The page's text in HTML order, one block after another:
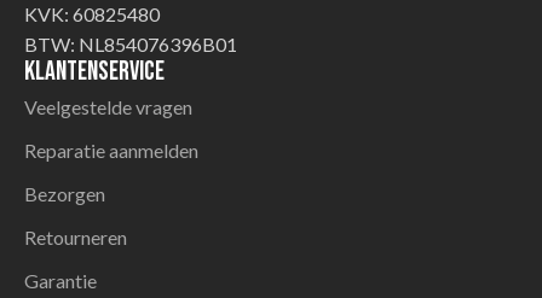
KVK: 60825480
BTW: NL854076396B01
Klantenservice
Veelgestelde vragen
Reparatie aanmelden
Bezorgen
Retourneren
Garantie